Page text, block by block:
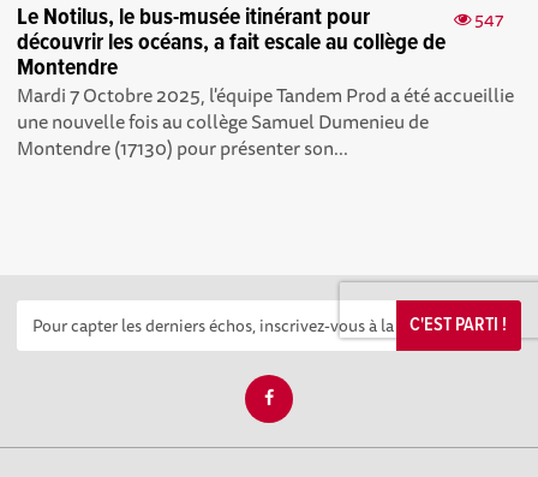
547
Le Notilus, le bus-musée itinérant pour
découvrir les océans, a fait escale au collège de
Montendre
Mardi 7 Octobre 2025, l'équipe Tandem Prod a été accueillie
une nouvelle fois au collège Samuel Dumenieu de
Montendre (17130) pour présenter son...
C'EST PARTI !